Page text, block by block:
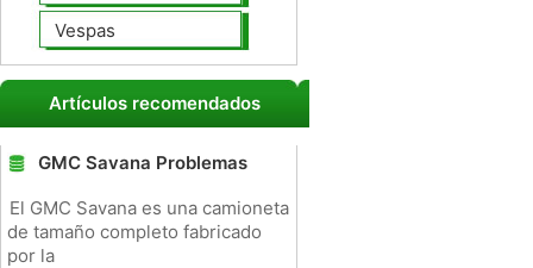
Vespas
Artículos recomendados
GMC Savana Problemas
El GMC Savana es una camioneta
de tamaño completo fabricado
por la